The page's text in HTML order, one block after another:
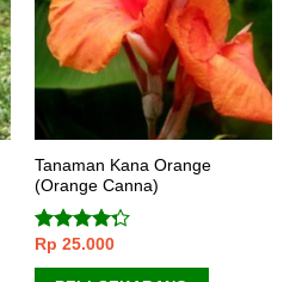
Tanaman Kana Orange
(Orange Canna)
Dinilai
4.00dari
Rp 25.000